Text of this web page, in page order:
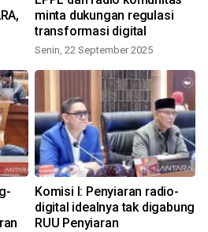
minta dukungan regulasi
transformasi digital
Senin, 22 September 2025
Komisi I: Penyiaran radio-
digital idealnya tak digabung
RUU Penyiaran